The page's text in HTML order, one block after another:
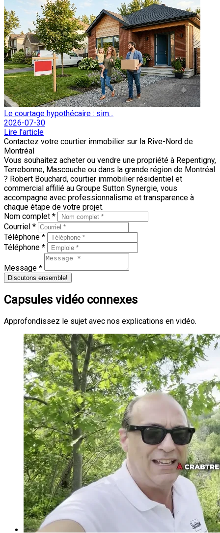
Le courtage hypothécaire : sim...
2026-07-30
Lire l'article
Contactez votre courtier immobilier sur la Rive-Nord de
Montréal
Vous souhaitez acheter ou vendre une propriété à Repentigny,
Terrebonne, Mascouche ou dans la grande région de Montréal
? Robert Bouchard, courtier immobilier résidentiel et
commercial affilié au Groupe Sutton Synergie, vous
accompagne avec professionnalisme et transparence à
chaque étape de votre projet.
Nom complet *
Courriel *
Téléphone *
Téléphone *
Message *
Discutons ensemble!
Capsules vidéo connexes
Approfondissez le sujet avec nos explications en vidéo.